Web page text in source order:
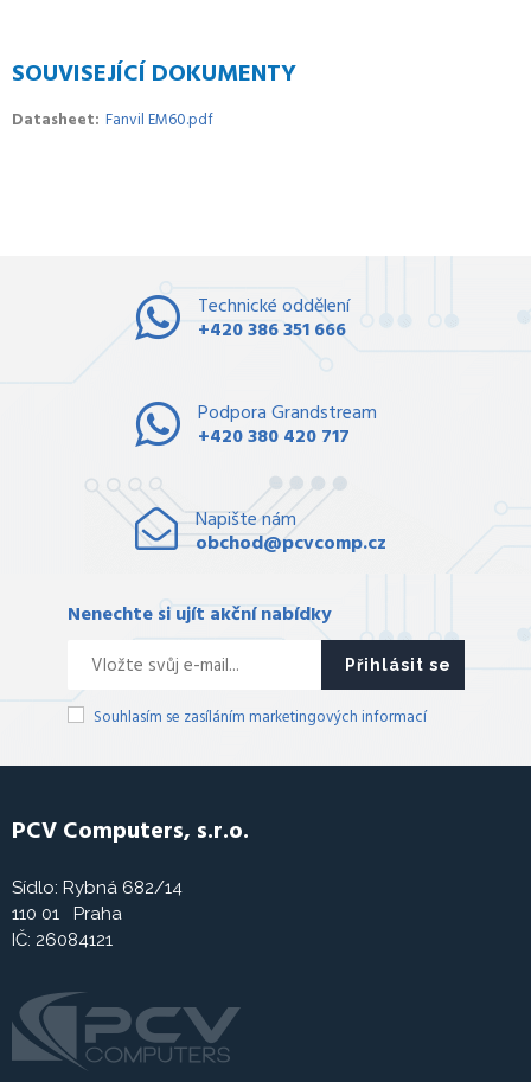
SOUVISEJÍCÍ DOKUMENTY
Datasheet Fanvil EM60.pdf
Technické oddělení
+420 386 351 666
Podpora Grandstream
+420 380 420 717
Napište nám
obchod@pcvcomp.cz
Nenechte si ujít akční nabídky
Přihlásit se
Souhlasím se zasíláním marketingových informací
PCV Computers, s.r.o.
Sídlo: Rybná 682/14
110 01 Praha
IČ: 26084121